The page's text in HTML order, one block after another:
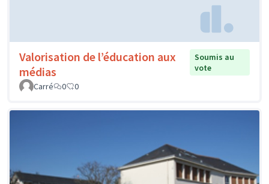
Valorisation de l’éducation aux
médias
Soumis au
vote
Carré
0 0